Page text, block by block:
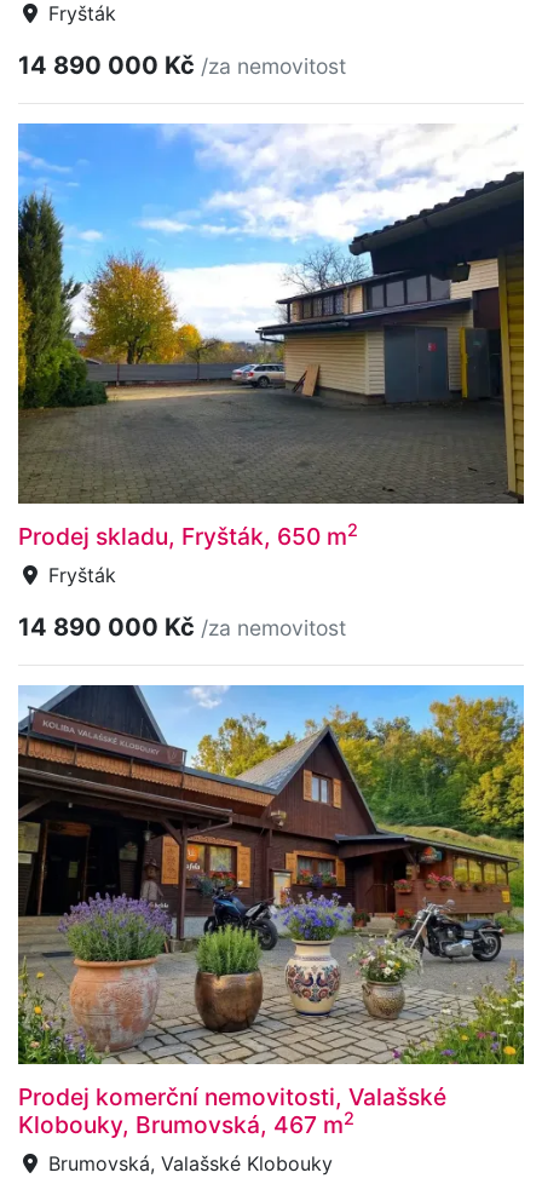
Fryšták
14 890 000 Kč /za nemovitost
Prodej skladu, Fryšták, 650 m2
Fryšták
14 890 000 Kč /za nemovitost
Prodej komerční nemovitosti, Valašské
Klobouky, Brumovská, 467 m2
Brumovská, Valašské Klobouky